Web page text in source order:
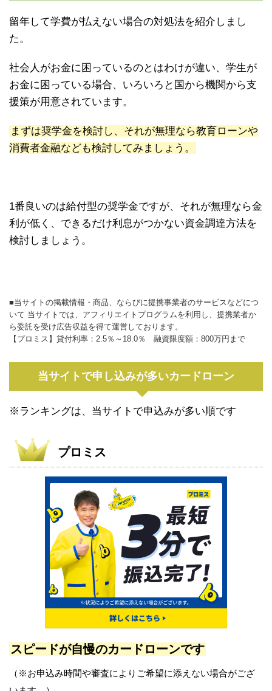
留年して学費が払えない場合の対処法を紹介しまし
た。
社会人がお金に困っているのとはわけが違い、学生が
お金に困っている場合、いろいろと国から機関から支
援策が用意されています。
まずは奨学金を検討し、それが無理なら教育ローンや
消費者金融なども検討してみましょう。
1番良いのは給付型の奨学金ですが、それが無理なら金
利が低く、できるだけ利息がつかない資金調達方法を
検討しましょう。
■当サイトの掲載情報・商品、ならびに提携事業者のサービスなどにつ
いて 当サイトでは、アフィリエイトプログラムを利用し、提携業者か
ら委託を受け広告収益を得て運営しております。
【プロミス】貸付利率：2.5％～18.0％ 融資限度額：800万円まで
当サイトで申し込みが多いカードローン
※ランキングは、当サイトで申込みが多い順です
プロミス
スピードが自慢のカードローンです
（※お申込み時間や審査によりご希望に添えない場合がござ